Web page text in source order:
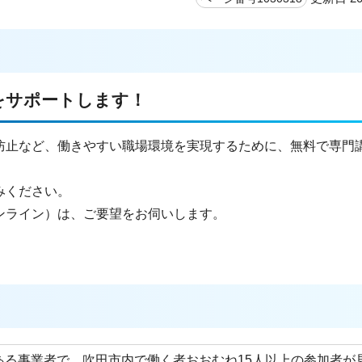
ポートします！
など、働きやすい職場環境を実現するために、無料で専門
ださい。
イン）は、ご要望をお伺いします。